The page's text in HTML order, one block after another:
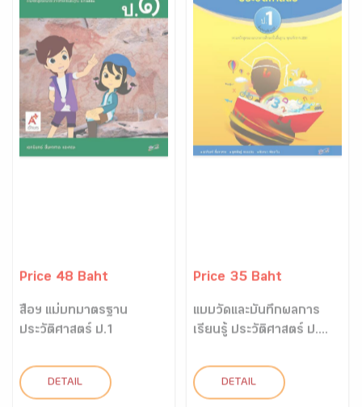
Price 48 Baht
สื่อฯ แม่บทมาตรฐาน
ประวัติศาสตร์ ป.1
DETAIL
Price 35 Baht
แบบวัดและบันทึกผลการ
เรียนรู้ ประวัติศาสตร์ ป....
DETAIL